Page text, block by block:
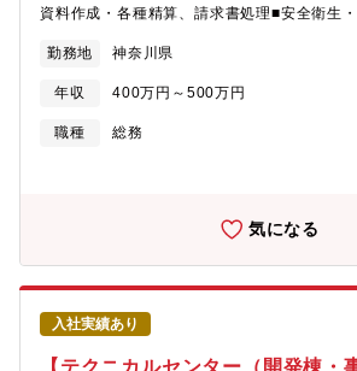
資料作成・各種精算、請求書処理■安全衛
料の作成・展開■人事・採用・派遣管理
（選考調整、受入準備 等）■総務・庶務・
（チケット、ビザ等）・各種手配 (20%)【
て】■FPD関連装置スマートフォンやゲーム
レイ（FPD）が数多く使用されています。ま
ています。ますます私たちの生活との関わり
すが、当社はそのFPD生産に必要な装置をお
ります。【当社の魅力】◎東アジアの主要地
経営層から製造現場までを熟知した、強力な
から3年目にあたる2000年から、海外拠点の
FPD（フラットパネルディスプレイ）に係る
外へのシフトに速やかに対応しました。今日
勤務地 神奈川県
年収 400万円～500万円
職種
総務
気になる
入社実績あり
【テクニカルセンター（開発棟・